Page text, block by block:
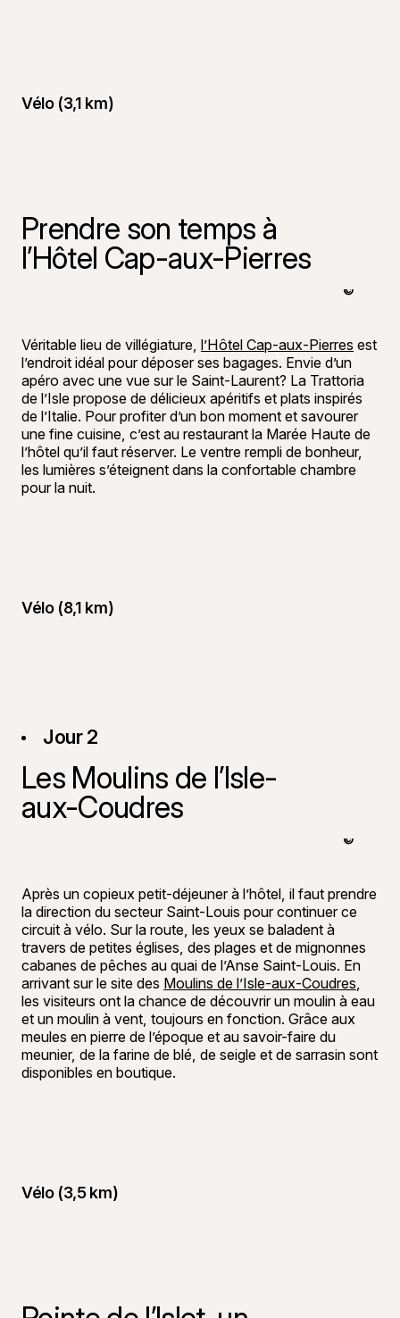
Vélo (3,1 km)
Prendre son temps à
l’Hôtel Cap-aux-Pierres
Tourisme
©
Véritable lieu de villégiature, l’Hôtel Cap-aux-Pierres est
l’endroit idéal pour déposer ses bagages. Envie d’un
apéro avec une vue sur le Saint-Laurent? La Trattoria
de l’Isle propose de délicieux apéritifs et plats inspirés
de l’Italie. Pour profiter d’un bon moment et savourer
une fine cuisine, c’est au restaurant la Marée Haute de
l’hôtel qu’il faut réserver. Le ventre rempli de bonheur,
les lumières s’éteignent dans la confortable chambre
pour la nuit.
Vélo (8,1 km)
Jour 2
Les Moulins de l’Isle-
aux-Coudres
Tourisme
©
Après un copieux petit-déjeuner à l’hôtel, il faut prendre
la direction du secteur Saint-Louis pour continuer ce
circuit à vélo. Sur la route, les yeux se baladent à
travers de petites églises, des plages et de mignonnes
cabanes de pêches au quai de l’Anse Saint-Louis. En
arrivant sur le site des Moulins de l’Isle-aux-Coudres,
les visiteurs ont la chance de découvrir un moulin à eau
et un moulin à vent, toujours en fonction. Grâce aux
meules en pierre de l’époque et au savoir-faire du
meunier, de la farine de blé, de seigle et de sarrasin sont
disponibles en boutique.
Vélo (3,5 km)